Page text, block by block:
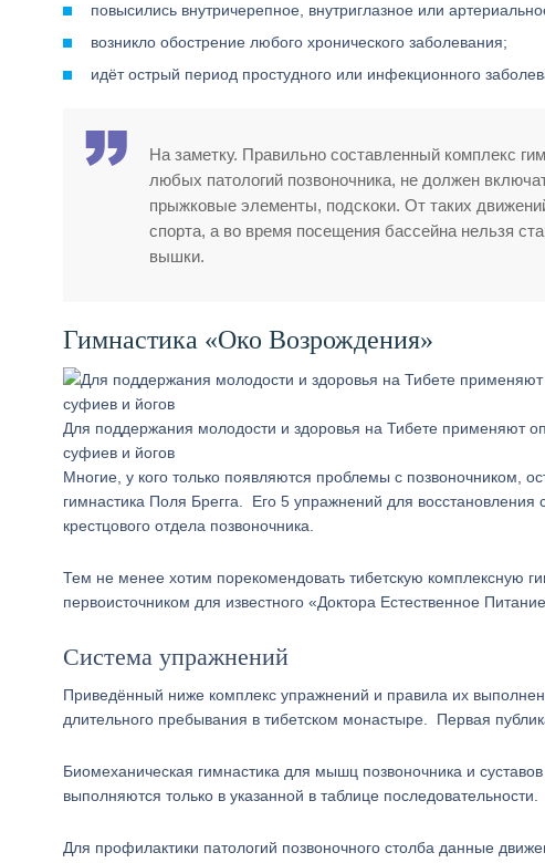
повысились внутричерепное, внутриглазное или
возникло обострение любого хронического заболевания;
идёт острый период простудного или инфекционного
На заметку. Правильно составленный комплекс
любых патологий позвоночника, не должен
прыжковые элементы, подскоки. От таких
спорта, а во время посещения бассейна нельзя
вышки.
Гимнастика «Око Возрождения»
Для поддержания молодости и здоровья на Тибете применяют
суфиев и йогов
Многие, у кого только появляются проблемы с позвоночником,
гимнастика Поля Брегга. Его 5 упражнений для
крестцового отдела позвоночника.
Тем не менее хотим порекомендовать тибетскую комплексную
первоисточником для известного «Доктора Естественное
Система упражнений
Приведённый ниже комплекс упражнений и правила их
длительного пребывания в тибетском монастыре. Первая
Биомеханическая гимнастика для мышц позвоночника и
выполняются только в указанной в таблице последовательности.
Для профилактики патологий позвоночного столба данные